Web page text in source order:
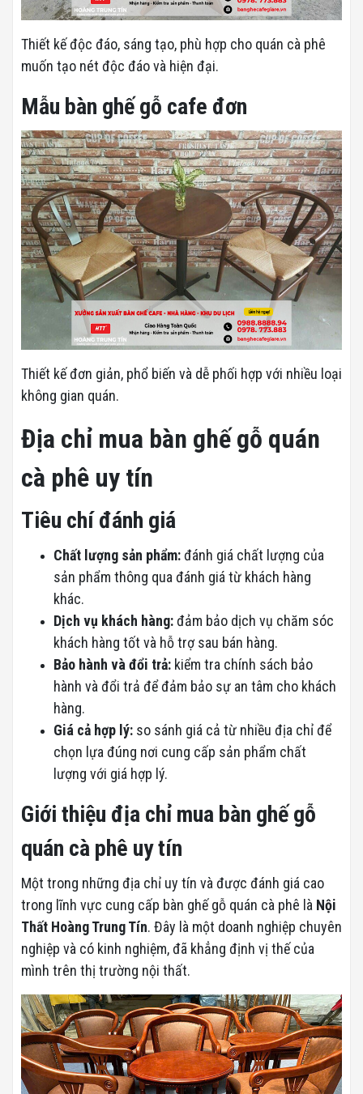
Thiết kế độc đáo, sáng tạo, phù hợp cho quán cà phê
muốn tạo nét độc đáo và hiện đại.
Mẫu bàn ghế gỗ cafe đơn
Thiết kế đơn giản, phổ biến và dễ phối hợp với nhiều loại
không gian quán.
Địa chỉ mua bàn ghế gỗ quán
cà phê uy tín
Tiêu chí đánh giá
Chất lượng sản phẩm:đánh giá chất lượng của
sản phẩm thông qua đánh giá từ khách hàng
khác.
Dịch vụ khách hàng:đảm bảo dịch vụ chăm sóc
khách hàng tốt và hỗ trợ sau bán hàng.
Bảo hành và đổi trả: kiểm tra chính sách bảo
hành và đổi trả để đảm bảo sự an tâm cho khách
hàng.
Giá cả hợp lý: so sánh giá cả từ nhiều địa chỉ để
chọn lựa đúng nơi cung cấp sản phẩm chất
lượng với giá hợp lý.
Giới thiệu địa chỉ mua bàn ghế gỗ
quán cà phê uy tín
Một trong những địa chỉ uy tín và được đánh giá cao
trong lĩnh vực cung cấp bàn ghế gỗ quán cà phê là Nội
Thất Hoàng Trung Tín. Đây là một doanh nghiệp chuyên
nghiệp và có kinh nghiệm, đã khẳng định vị thế của
mình trên thị trường nội thất.